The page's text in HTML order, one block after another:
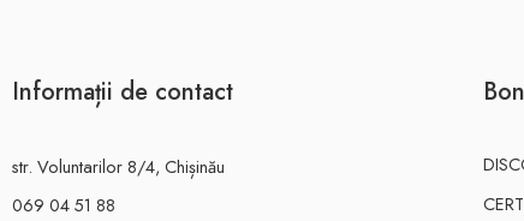
Informații de contact
str. Voluntarilor 8/4, Chișinău
069 04 51 88